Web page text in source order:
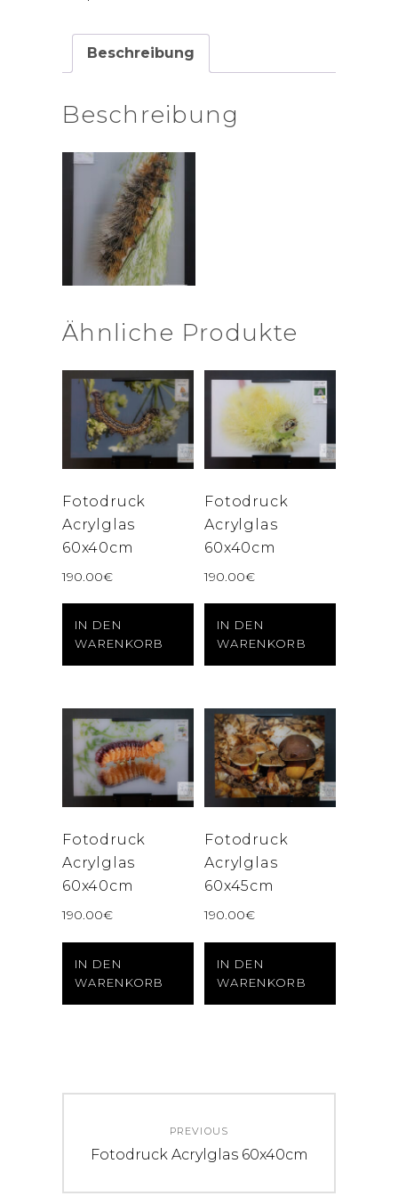
Beschreibung
Beschreibung
Ähnliche Produkte
Fotodruck
Acrylglas
60x40cm
190.00€
IN DEN
WARENKORB
Fotodruck
Acrylglas
60x40cm
190.00€
IN DEN
WARENKORB
Fotodruck
Acrylglas
60x40cm
190.00€
IN DEN
WARENKORB
Fotodruck
Acrylglas
60x45cm
190.00€
IN DEN
WARENKORB
Navigation
PREVIOUS
Previous
Fotodruck Acrylglas 60x40cm